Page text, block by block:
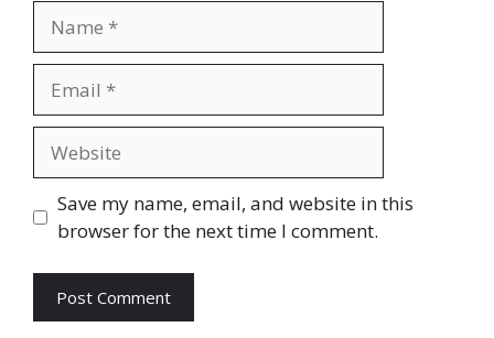
Save my name, email, and website in this
browser for the next time I comment.